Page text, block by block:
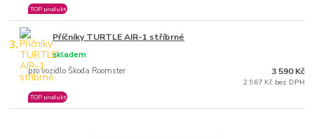
TOP produkt
3. Příčníky TURTLE AIR-1 stříbrné
pro vozidlo Škoda Roomster
skladem
TOP produkt
3 590 Kč
2 967 Kč bez DPH